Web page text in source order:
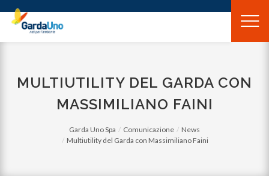
Gardauno
Spa
MULTIUTILITY DEL GARDA CON
MASSIMILIANO FAINI
Garda Uno Spa Comunicazione
News
Multiutility del Garda con Massimiliano Faini